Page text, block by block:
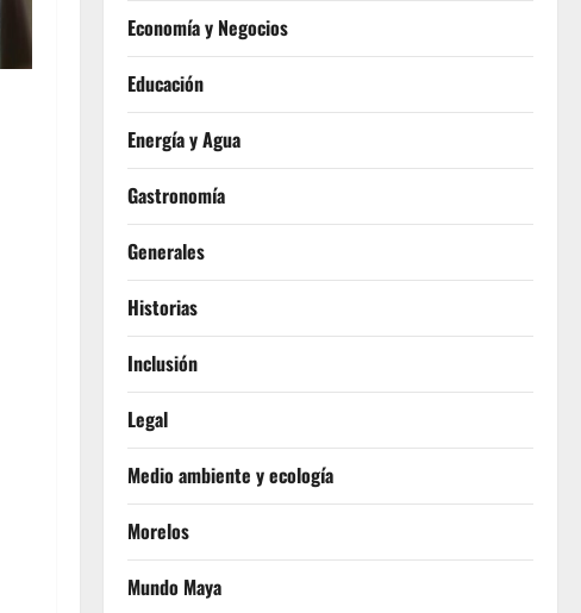
Economía y Negocios
Educación
Energía y Agua
Gastronomía
Generales
Historias
Inclusión
Legal
Medio ambiente y ecología
Morelos
Mundo Maya